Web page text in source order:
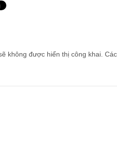
không được hiển thị công khai.